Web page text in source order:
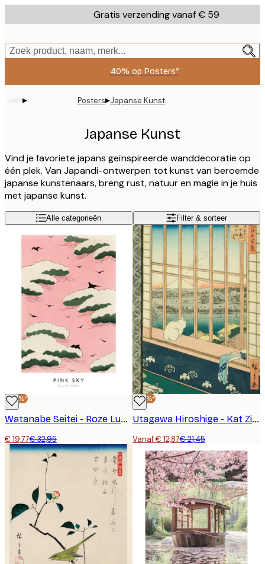
to
content.
Gratis verzending vanaf € 59
Zoek product, naam, merk...
40% op Posters*
▸ Posters▸Japanse Kunst
Japanse Kunst
Vind je favoriete japans geïnspireerde wanddecoratie op
één plek. Van Japandi-ontwerpen tot kunst van beroemde
japanse kunstenaars, breng rust, natuur en magie in je huis
met japanse kunst.
Alle categorieën Filter & sorteer
-40%*
Watanabe Seitei - Roze Lucht Poster
€ 19,77€ 32,95
-40%*
Utagawa Hiroshige - Kat Zittend op de Vensterbank Poster
Vanaf € 12,87€ 21,45